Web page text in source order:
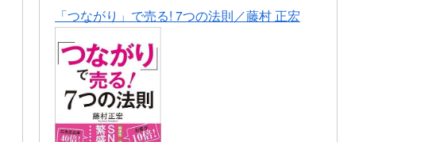
「つながり」で売る! 7つの法則／藤村 正宏